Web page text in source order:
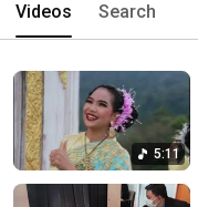
Videos Search
5:11